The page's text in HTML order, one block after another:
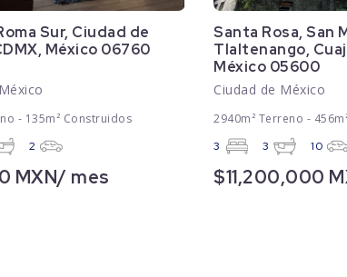
Sur, Ciudad de
México 06760
- 135m² Construidos
2
MXN/ mes
Santa Rosa, San
Tlaltenango,
México 05600
Ciudad de México
2940m² Terreno -
3 3 10
$11,200,000